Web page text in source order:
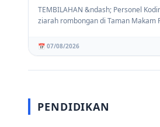
TEMBILAHAN &ndash; Personel
ziarah rombongan di Taman Makam
📅 07/08/2026
PENDIDIKAN